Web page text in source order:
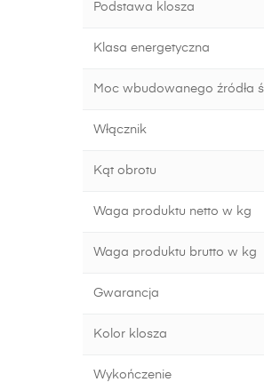
Podstawa klosza
Klasa energetyczna
Moc wbudowanego źródła
Włącznik
Kąt obrotu
Waga produktu netto w kg
Waga produktu brutto w kg
Gwarancja
Kolor klosza
Wykończenie